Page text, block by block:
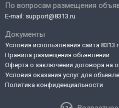
По вопросам размещения
E-mail: support@8313.ru
Документы
Условия использования сайта
Правила размещения объявлений
Оферта о заключении договора на
Условия оказания услуг для
Политика конфиденциальности